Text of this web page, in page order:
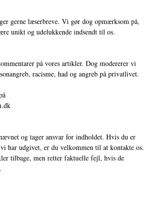
gerne læserbreve. Vi gør dog opmærksom på,
unikt og udelukkende indsendt til os.
på vores artikler. Dog modererer vi
racisme, had og angreb på privatlivet.
og tager ansvar for indholdet. Hvis du er
har udgivet, er du velkommen til at kontakte os.
tilbage, men retter faktuelle fejl, hvis de